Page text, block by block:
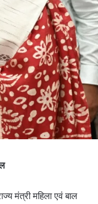
मंत्री महिला एवं बाल